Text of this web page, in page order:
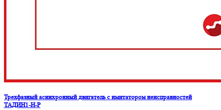
Трехфазный асинхронный двигатель с имитатором неисправностей
ТАДИН1-Н-Р